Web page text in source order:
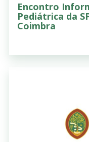
Encontro
Pediátrica da
Coimbra